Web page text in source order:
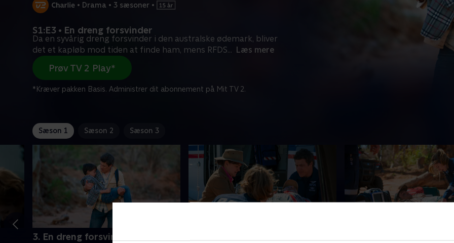
• Drama • 3 sæsoner •
S1:E3 • En dreng forsvinder
Da en syvårig dreng forsvinder i den australske ødemark, bliver
det et kapløb mod tiden at finde ham, mens RFDS... Læs mere
Prøv TV 2 Play*
*Kræver pakken Basis. Administrer dit abonnement på Mit TV 2.
Sæson 1 Sæson 2 Sæson 3
3. En dreng forsvinder